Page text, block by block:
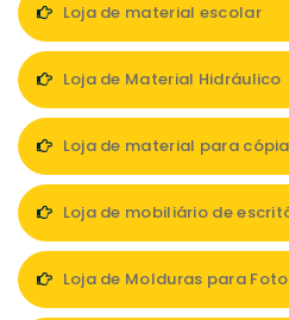
Loja de material escolar
Loja de Material Hidráulico
Loja de material para
Loja de mobiliário de
Loja de Molduras para